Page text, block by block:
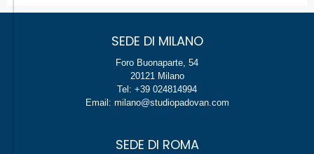
SEDE DI MILANO
Foro Buonaparte, 54
20121 Milano
Tel: +39 024814994
Email: milano@studiopadovan.com
SEDE DI ROMA